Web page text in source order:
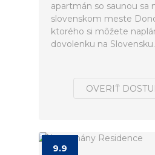
apartmán so saunou sa
slovenskom meste
ktorého si môžete
dovolenku na Slovensku.
OVERIŤ
9.9